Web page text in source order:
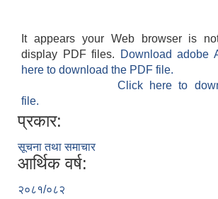
It appears your Web browser is
display PDF files.
Download adobe
here to download the PDF file.
Click here to
file.
प्रकार:
सूचना तथा समाचार
आर्थिक वर्ष:
२०८१/०८२